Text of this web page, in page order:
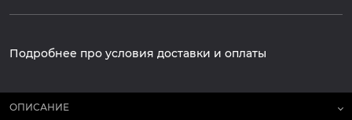
Подробнее про условия доставки и оплаты
ОПИСАНИЕ